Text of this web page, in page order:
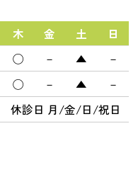
木 金 土
日
◯ － ▲
－
◯ － ▲
－
休診日 月/金/日/祝日